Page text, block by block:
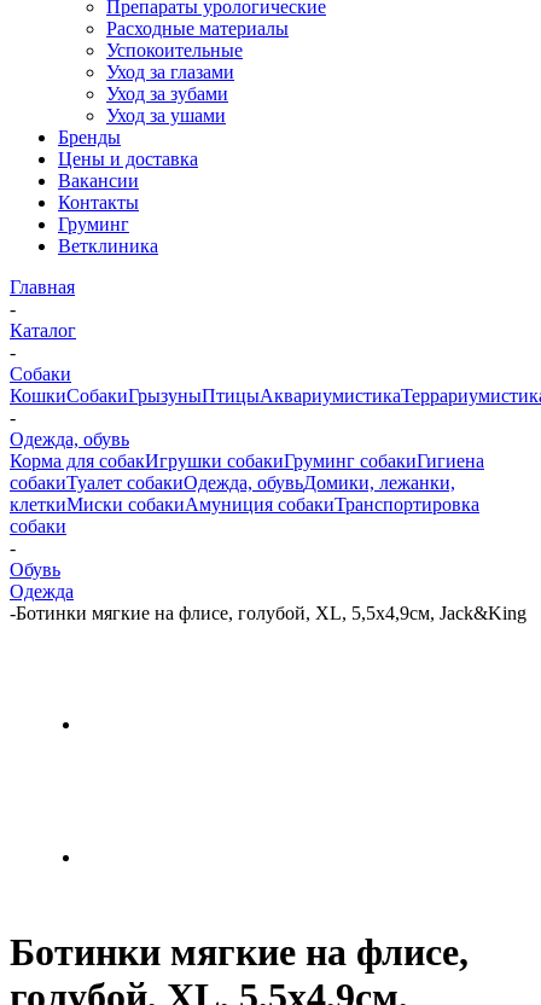
Препараты урологические
Расходные материалы
Успокоительные
Уход за глазами
Уход за зубами
Уход за ушами
Бренды
Цены и доставка
Вакансии
Контакты
Груминг
Ветклиника
Главная
-
Каталог
-
Собаки
КошкиСобакиГрызуныПтицыАквариумистика
-
Одежда, обувь
Корма для собакИгрушки собакиГруминг собакиГигиена
собакиТуалет собакиОдежда, обувьДомики, лежанки,
клеткиМиски собакиАмуниция собакиТранспортировка
собаки
-
Обувь
Одежда
-Ботинки мягкие на флисе, голубой, XL, 5,5х4,9см, Jack&King
Ботинки мягкие на флисе,